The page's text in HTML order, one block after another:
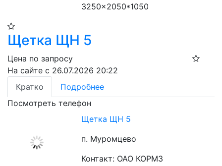
3250×2050*1050
Щетка ЩН 5
Цена по запросу
На сайте с 26.07.2026 20:22
Кратко
Подробнее
Посмотреть телефон
Щетка ЩН 5
п. Муромцево
Контакт: ОАО КОРМЗ